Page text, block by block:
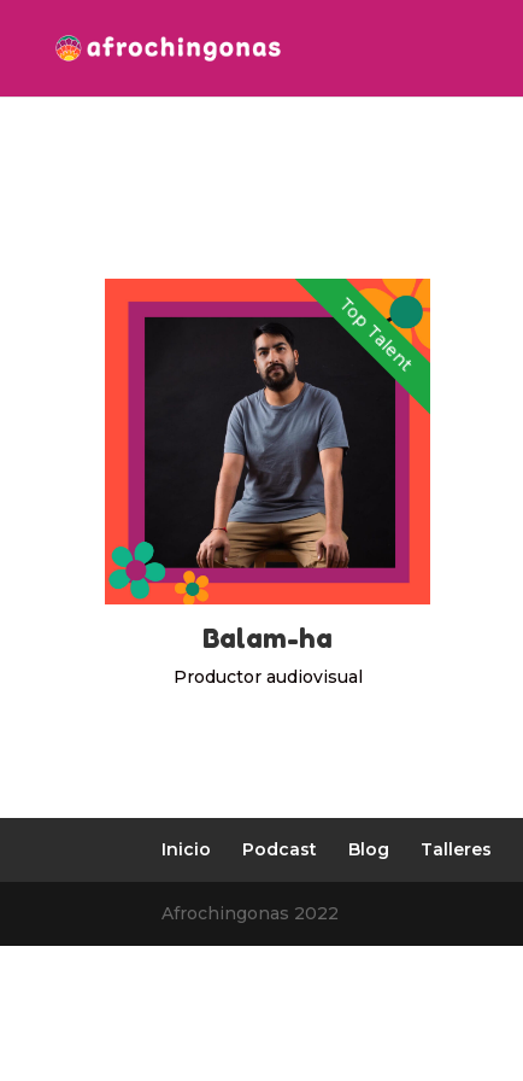
Top Talent
Balam-ha
Productor audiovisual
Inicio Podcast Blog Talleres
Afrochingonas 2022